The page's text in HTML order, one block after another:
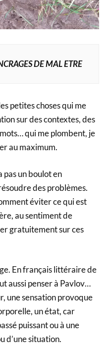
DE MAL ETRE
petites choses qui me
sur des contextes, des
qui me plombent, je
au maximum.
pas un boulot en
des problèmes.
éviter ce qui est
au sentiment de
gratuitement sur ces
En français littéraire de
aussi penser à Pavlov…
une sensation provoque
un état, car
puissant ou à une
d’une situation.